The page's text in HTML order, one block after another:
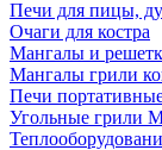
Печи для пицы,
Очаги для костра
Мангалы и
Мангалы грили
Печи
Угольные грили